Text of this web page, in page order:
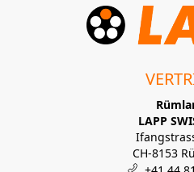
LAPP
CH-8153